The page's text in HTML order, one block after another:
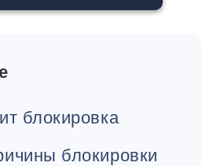
блокировка
блокировки